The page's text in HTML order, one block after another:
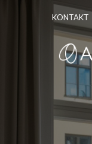
KONTAKT